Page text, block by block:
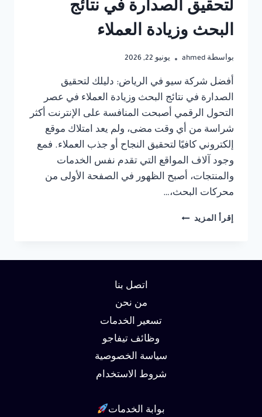
لتحقيق الصدارة في نتائج
البحث وزيادة العملاء
بواسطة ahmed يونيو 22, 2026
أفضل شركة سيو في الرياض: دليلك لتحقيق
الصدارة في نتائج البحث وزيادة العملاء في عصر
التحول الرقمي أصبحت المنافسة على الإنترنت أكثر
شراسة من أي وقت مضى، ولم يعد امتلاك موقع
إلكتروني كافيًا لتحقيق النجاح أو جذب العملاء. فمع
وجود آلاف المواقع التي تقدم نفس الخدمات
والمنتجات، أصبح الظهور في الصفحة الأولى من
محركات البحث،…
إقرأ المزيد شركة
اتصل بنا
من نحن
تسعير الخدمات
وظائف تيفاجو
سياسة الخصوصية
شروط الاستخدام
بوابة الخدمات